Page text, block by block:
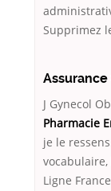
Supprimez
J Gynecol
Pharmacie
je le
vocabulaire,
Ligne